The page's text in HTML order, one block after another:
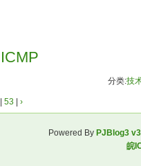
ICMP
分类:技
53 ›
Powered By PJBlog3
皖